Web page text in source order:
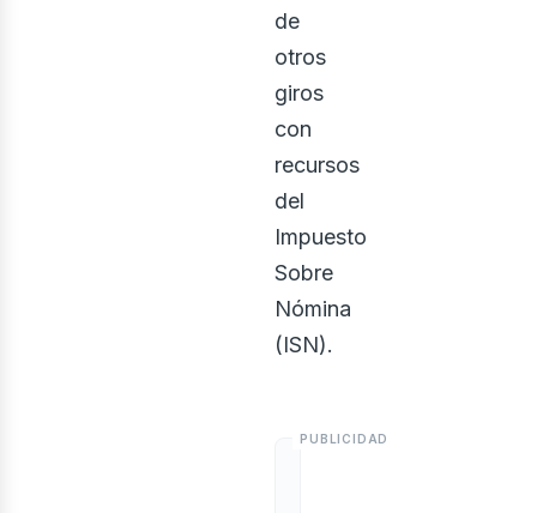
de
otros
giros
con
recursos
del
Impuesto
Sobre
Nómina
(ISN).